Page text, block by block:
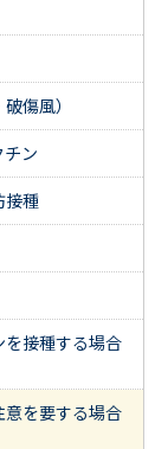
傷風）
ン
接種
接種する場合
を要する場合